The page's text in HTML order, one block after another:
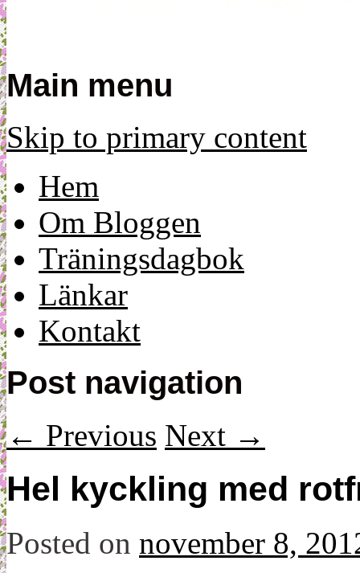
Main menu
Skip to primary content
Hem
Om Bloggen
Träningsdagbok
Länkar
Kontakt
Post navigation
← Previous Next →
Hel kyckling med
Posted on november 8,